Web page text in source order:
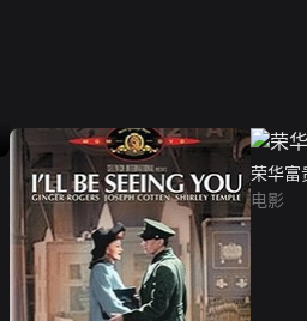
荣华富
电影